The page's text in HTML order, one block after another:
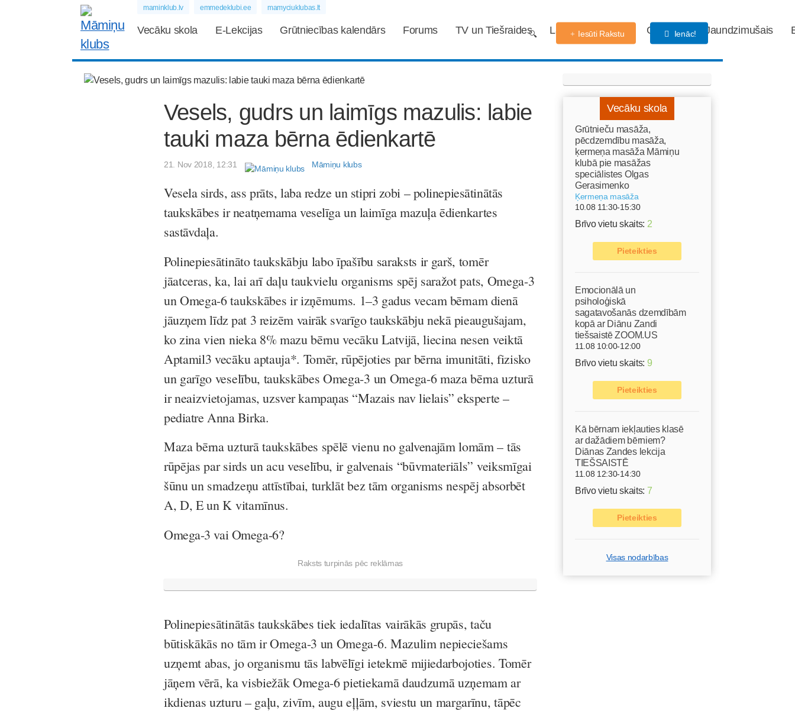
maminklub.lv emmedeklubi.ee mamyciuklubas.lt
Vecāku skola E-Lekcijas Grūtniecības kalendārs Forums TV un Tiešraides Labdarības fonds Gaidības Jaundzimušais
Iesūti Rakstu Ienāc!
Vesels, gudrs un laimīgs mazulis: labie
tauki maza bērna ēdienkartē
21. Nov 2018, 12:31 Māmiņu klubs
Vesela sirds, ass prāts, laba redze un stipri zobi – polinepiesātinātās
taukskābes ir neatņemama veselīga un laimīga mazuļa ēdienkartes
sastāvdaļa.
Polinepiesātināto taukskābju labo īpašību saraksts ir garš, tomēr
jāatceras, ka, lai arī daļu taukvielu organisms spēj saražot pats, Omega-3
un Omega-6 taukskābes ir izņēmums. 1–3 gadus vecam bērnam dienā
jāuzņem līdz pat 3 reizēm vairāk svarīgo taukskābju nekā pieaugušajam,
ko zina vien nieka 8% mazu bērnu vecāku Latvijā, liecina nesen veiktā
Aptamil3 vecāku aptauja*. Tomēr, rūpējoties par bērna imunitāti, fizisko
un garīgo veselību, taukskābes Omega-3 un Omega-6 maza bērna uzturā
ir neaizvietojamas, uzsver kampaņas “Mazais nav lielais” eksperte –
pediatre Anna Birka.
Maza bērna uzturā taukskābes spēlē vienu no galvenajām lomām – tās
rūpējas par sirds un acu veselību, ir galvenais “būvmateriāls” veiksmīgai
šūnu un smadzeņu attīstībai, turklāt bez tām organisms nespēj absorbēt
A, D, E un K vitamīnus.
Omega-3 vai Omega-6?
Raksts turpinās pēc reklāmas
Polinepiesātinātās taukskābes tiek iedalītas vairākās grupās, taču
būtiskākās no tām ir Omega-3 un Omega-6. Mazulim nepieciešams
uzņemt abas, jo organismu tās labvēlīgi ietekmē mijiedarbojoties. Tomēr
jāņem vērā, ka visbiežāk Omega-6 pietiekamā daudzumā uzņemam ar
ikdienas uzturu – gaļu, zivīm, augu eļļām, sviestu un margarīnu, tāpēc
Vecāku skola
Grūtnieču masāža,
pēcdzemdību masāža,
ķermeņa masāža Māmiņu
klubā pie masāžas
speciālistes Olgas
Gerasimenko
Ķermeņa masāža
10.08 11:30-15:30
Brīvo vietu skaits: 2
Pieteikties
Emocionālā un
psiholoģiskā
sagatavošanās dzemdībām
kopā ar Diānu Zandi
tiešsaistē ZOOM.US
11.08 10:00-12:00
Brīvo vietu skaits: 9
Pieteikties
Kā bērnam iekļauties klasē
ar dažādiem bērniem?
Diānas Zandes lekcija
TIEŠSAISTĒ
11.08 12:30-14:30
Brīvo vietu skaits: 7
Pieteikties
Visas nodarbības